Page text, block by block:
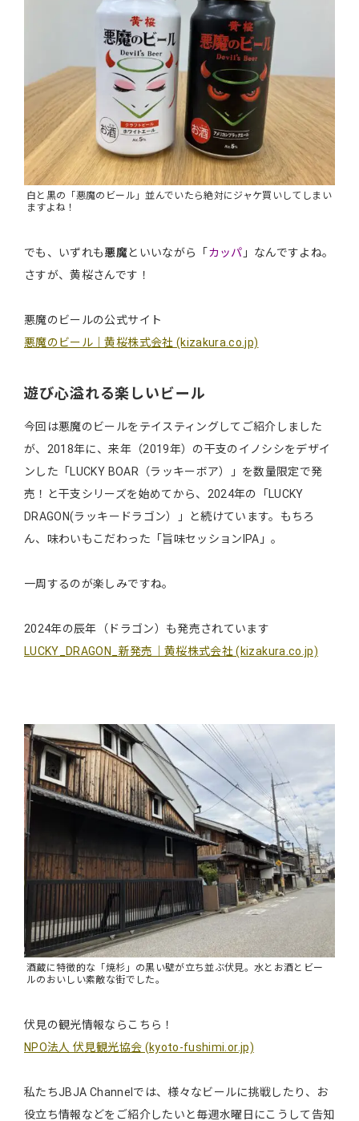
白と黒の「悪魔のビール」並んでいたら絶対にジャケ買いしてしまい
ますよね！
でも、いずれも悪魔といいながら「 カッパ 」なんですよね。
さすが、黄桜さんです！
悪魔のビールの公式サイト
悪魔のビール｜黄桜株式会社 (kizakura.co.jp)
遊び心溢れる楽しいビール
今回は悪魔のビールをテイスティングしてご紹介しました
が、2018年に、来年（2019年）の干支のイノシシをデザイ
ンした「LUCKY BOAR（ラッキーボア）」を数量限定で発
売！と干支シリーズを始めてから、2024年の「LUCKY
DRAGON(ラッキードラゴン）」と続けています。もちろ
ん、味わいもこだわった「旨味セッションIPA」。
一周するのが楽しみですね。
2024年の辰年（ドラゴン）も発売されています
LUCKY_DRAGON_新発売｜黄桜株式会社 (kizakura.co.jp)
酒蔵に特徴的な「焼杉」の黒い壁が立ち並ぶ伏見。水とお酒とビー
ルのおいしい素敵な街でした。
伏見の観光情報ならこちら！
NPO法人 伏見観光協会 (kyoto-fushimi.or.jp)
私たちJBJA Channelでは、様々なビールに挑戦したり、お
役立ち情報などをご紹介したいと毎週水曜日にこうして告知